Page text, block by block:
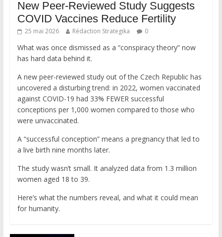
New Peer-Reviewed Study Suggests
COVID Vaccines Reduce Fertility
25 mai 2026 Rédaction Strategika 0
What was once dismissed as a “conspiracy theory” now
has hard data behind it.
A new peer-reviewed study out of the Czech Republic has
uncovered a disturbing trend: in 2022, women vaccinated
against COVID-19 had 33% FEWER successful
conceptions per 1,000 women compared to those who
were unvaccinated.
A “successful conception” means a pregnancy that led to
a live birth nine months later.
The study wasn’t small. It analyzed data from 1.3 million
women aged 18 to 39.
Here’s what the numbers reveal, and what it could mean
for humanity.